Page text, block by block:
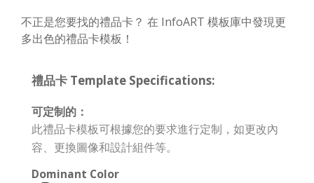
不正是您要找的禮品卡？ 在 InfoART 模板庫中發現更
多出色的禮品卡模板！
禮品卡 Template Specifications:
可定制的：
此禮品卡模板可根據您的要求進行定制，如更改內
容、更換圖像和設計組件等。
Dominant Color